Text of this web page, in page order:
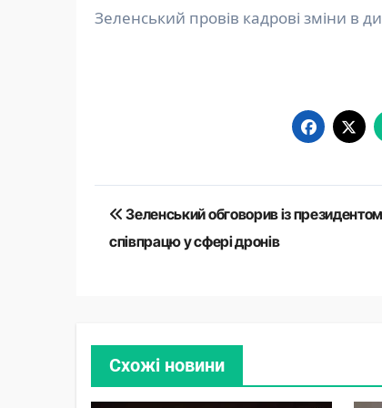
Зеленський провів кадрові зміни в
Навігація
записів
Зеленський обговорив із президентом
співпрацю у сфері дронів
Схожі новини